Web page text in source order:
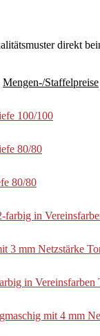
direkt
Mengen-/Staffelpreise
100/100
80/80
80/80
in
3 mm Netzstärke
in
mit 4 mm